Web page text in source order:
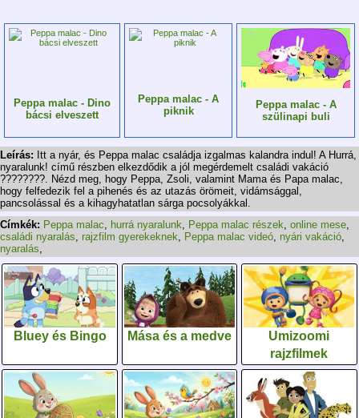
Peppa malac - Dino
bácsi elveszett
Peppa malac - A
piknik
Peppa malac - A
szülinapi buli
Leírás: Itt a nyár, és Peppa malac családja izgalmas kalandra indul! A Hurrá,
nyaralunk! című részben elkezdődik a jól megérdemelt családi vakáció
????????. Nézd meg, hogy Peppa, Zsoli, valamint Mama és Papa malac,
hogy felfedezik fel a pihenés és az utazás örömeit, vidámsággal,
pancsolással és a kihagyhatatlan sárga pocsolyákkal.
Címkék: Peppa malac, hurrá nyaralunk, Peppa malac részek, online mese,
családi nyaralás, rajzfilm gyerekeknek, Peppa malac videó, nyári vakáció,
nyaralás,
Bluey és Bingo Mása és a medve
Umizoomi
rajzfilmek